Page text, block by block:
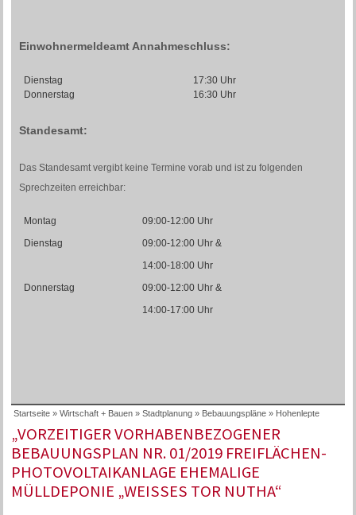
Einwohnermeldeamt Annahmeschluss:
Dienstag
17:30 Uhr
Donnerstag
16:30 Uhr
Standesamt:
Das Standesamt vergibt keine Termine vorab und ist zu folgenden
Sprechzeiten erreichbar:
Montag
09:00-12:00 Uhr
Dienstag
09:00-12:00 Uhr &
14:00-18:00 Uhr
Donnerstag
09:00-12:00 Uhr &
14:00-17:00 Uhr
Startseite »Wirtschaft + Bauen »Stadtplanung » Bebauungspläne » Hohenlepte
„VORZEITIGER VORHABENBEZOGENER
BEBAUUNGSPLAN NR. 01/2019 FREIFLÄCHEN-
PHOTOVOLTAIKANLAGE EHEMALIGE
MÜLLDEPONIE „WEISSES TOR NUTHA“